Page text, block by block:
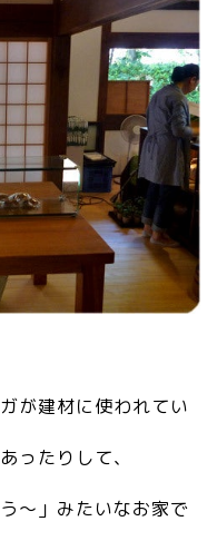
が建材に使われてい
ったりして、
～」みたいなお家で